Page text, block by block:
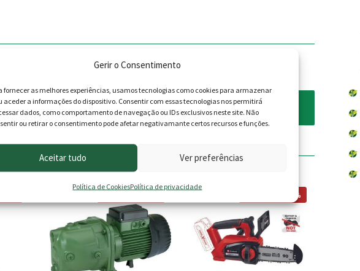
Gerir o Consentimento
fornecer as melhores experiências, usamos tecnologias como cookies para armazenar
aceder a informações do dispositivo. Consentir com essas tecnologias nos permitirá
dados, como comportamento de navegação ou IDs exclusivos neste site. Não
ou retirar o consentimento pode afetar negativamante certos recursos e funções.
Aceitar tudo Ver preferências
Política de CookiesPolítica de privacidade
podem deixar opinião.
PROMOÇÃO -15%